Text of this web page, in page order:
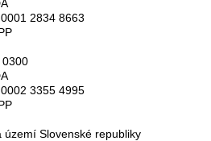
2834 8663
0300
3355 4995
území Slovenské republiky